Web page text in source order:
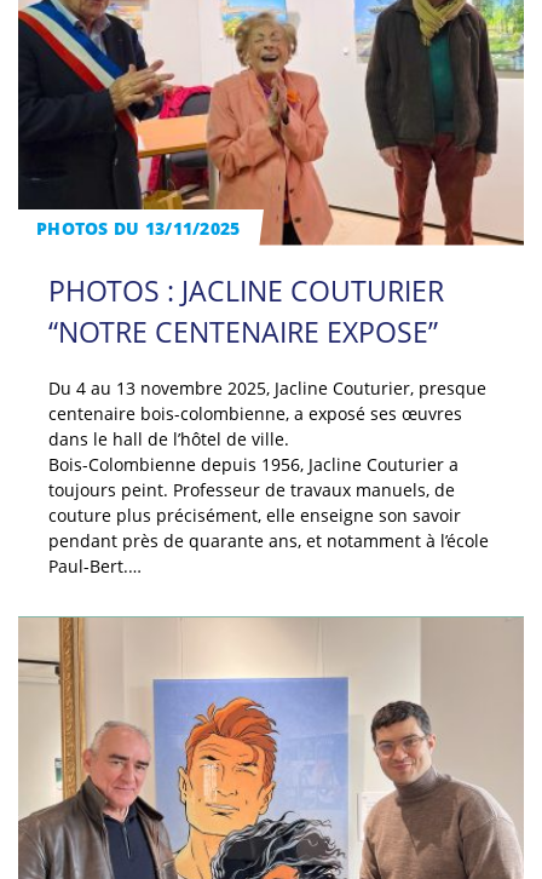
PHOTOS DU 13/11/2025
PHOTOS : JACLINE COUTURIER
“NOTRE CENTENAIRE EXPOSE”
Du 4 au 13 novembre 2025, Jacline Couturier, presque
centenaire bois-colombienne, a exposé ses œuvres
dans le hall de l’hôtel de ville.
Bois-Colombienne depuis 1956, Jacline Couturier a
toujours peint. Professeur de travaux manuels, de
couture plus précisément, elle enseigne son savoir
pendant près de quarante ans, et notamment à l’école
Paul-Bert.…